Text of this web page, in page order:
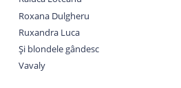
Roxana Dulgheru
Ruxandra Luca
Și blondele gândesc
Vavaly